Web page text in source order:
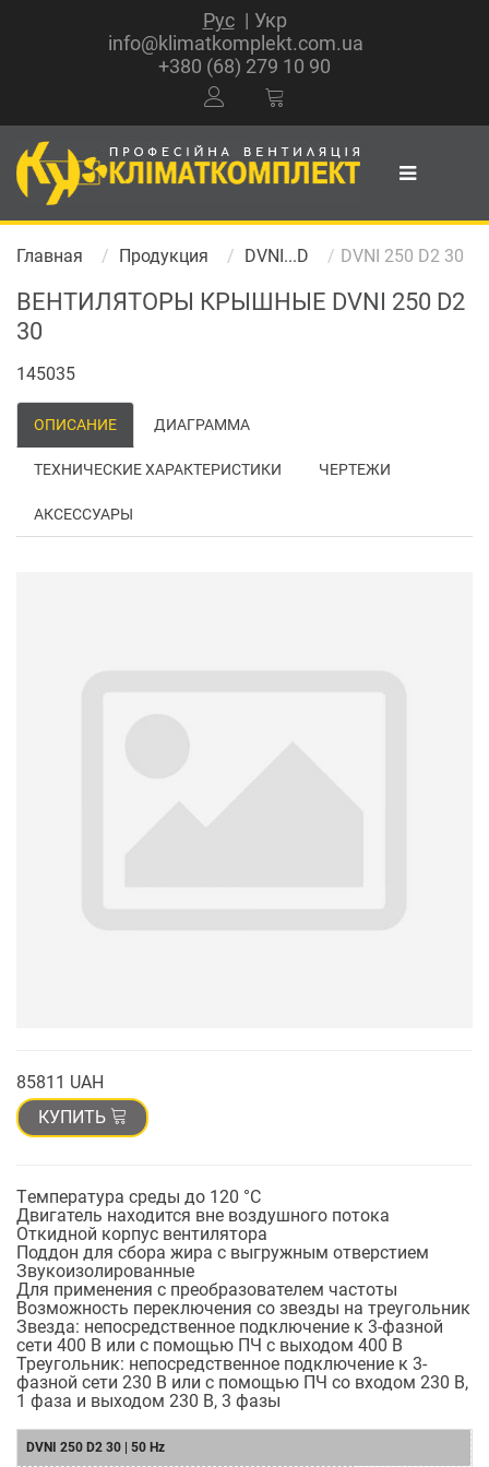
Рус
Укр
info@klimatkomplekt.com.ua
+380 (68) 279 10 90
Главная Продукция DVNI...D DVNI 250 D2 30
ВЕНТИЛЯТОРЫ КРЫШНЫЕ DVNI 250 D2
30
145035
ОПИСАНИЕ ДИАГРАММА
ТЕХНИЧЕСКИЕ ХАРАКТЕРИСТИКИ ЧЕРТЕЖИ
АКСЕССУАРЫ
85811 UAH
КУПИТЬ
Tемпература среды до 120 °С
Двигатель находится вне воздушного потока
Oткидной корпус вентилятора
Поддон для сбора жира с выгружным отверстием
Звукоизолированныe
Для применения с преобразователем частоты
Возможность переключения со звезды на треугольник
Звезда: непосредственное подключение к 3-фазной
сети 400 В или с помощью ПЧ с выходом 400 В
Треугольник: непосредственное подключение к 3-
фазной сети 230 В или с помощью ПЧ со входом 230 В,
1 фаза и выходом 230 В, 3 фазы
DVNI 250 D2 30 | 50 Hz